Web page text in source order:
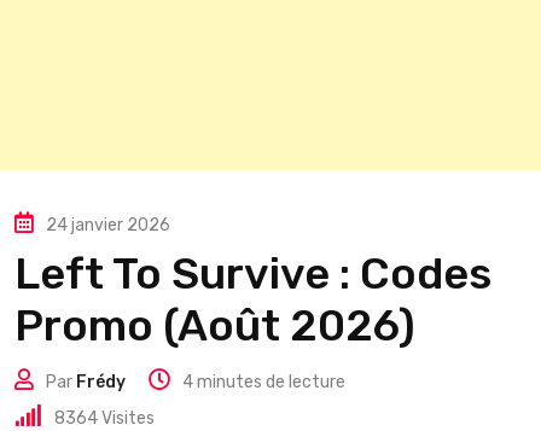
24 janvier 2026
Left To Survive : Codes
Promo (Août 2026)
Par Frédy
4 minutes de lecture
8364Visites